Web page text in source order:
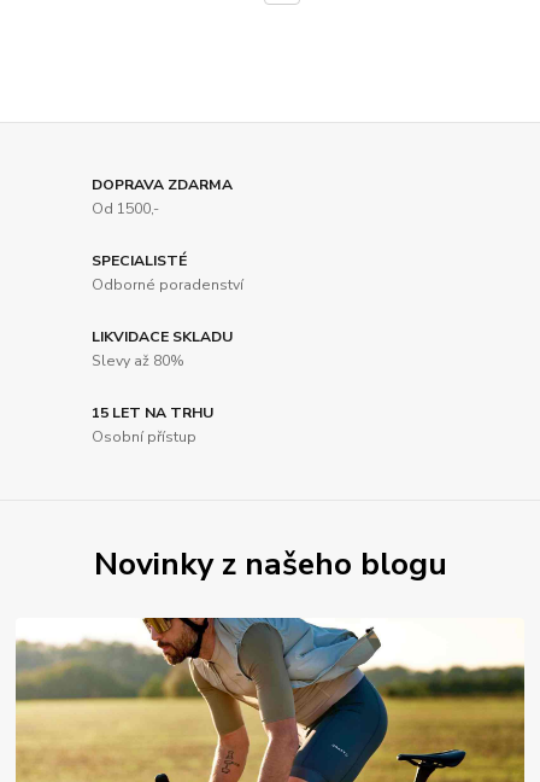
DOPRAVA ZDARMA
Od 1500,-
SPECIALISTÉ
Odborné poradenství
LIKVIDACE SKLADU
Slevy až 80%
15 LET NA TRHU
Osobní přístup
Novinky z našeho blogu